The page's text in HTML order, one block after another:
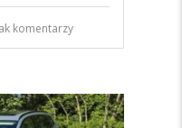
komentarzy